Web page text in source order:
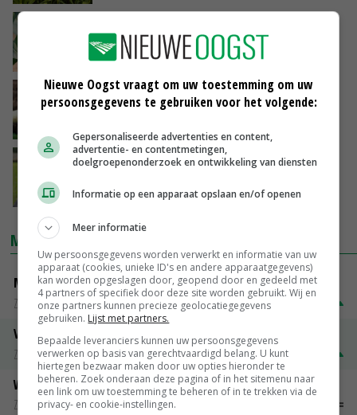
weg'
26-06-2019
Ritnaalden steken de kop op in maisveld
Rommens zaait rietzwenkgras week na mais
21-06-2019
MARKTPRIJZEN
Magere melkpoeder
Zuivel weekprijzen
€ 269,00
€ 7,00
Volle melkpoeder
Zuivel weekprijzen
€ 345,00
Weipoeder
Zuivel weekprijzen
Nieuwe Oogst vraagt om uw toestemming om uw
persoonsgegevens te gebruiken voor het volgende:
Gepersonaliseerde advertenties en content,
advertentie- en contentmetingen,
doelgroepenonderzoek en ontwikkeling van diensten
Informatie op een apparaat opslaan en/of openen
Meer informatie
Uw persoonsgegevens worden verwerkt en informatie van uw
apparaat (cookies, unieke ID's en andere apparaatgegevens)
kan worden opgeslagen door, geopend door en gedeeld met
4 partners of specifiek door deze site worden gebruikt. Wij en
onze partners kunnen precieze geolocatiegegevens
gebruiken. Lijst met partners.
Bepaalde leveranciers kunnen uw persoonsgegevens
verwerken op basis van gerechtvaardigd belang. U kunt
hiertegen bezwaar maken door uw opties hieronder te
beheren. Zoek onderaan deze pagina of in het sitemenu naar
een link om uw toestemming te beheren of in te trekken via de
privacy- en cookie-instellingen.